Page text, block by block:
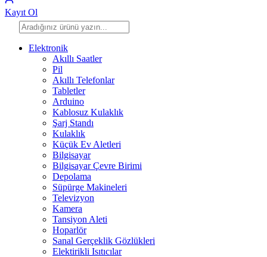
Kayıt Ol
Elektronik
Akıllı Saatler
Pil
Akıllı Telefonlar
Tabletler
Arduino
Kablosuz Kulaklık
Şarj Standı
Kulaklık
Küçük Ev Aletleri
Bilgisayar
Bilgisayar Çevre Birimi
Depolama
Süpürge Makineleri
Televizyon
Kamera
Tansiyon Aleti
Hoparlör
Sanal Gerçeklik Gözlükleri
Elektirikli Isıtıcılar